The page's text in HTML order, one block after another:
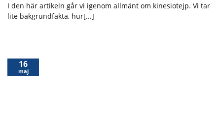
I den här artikeln går vi igenom allmänt om kinesiotejp. Vi tar
lite bakgrundfakta, hur[...]
16
maj